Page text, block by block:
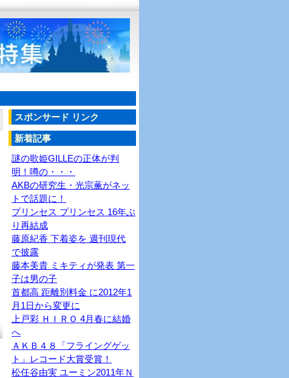
スポンサード リンク
新着記事
謎の歌姫GILLEの正体が判
明！噂の・・・
AKBの研究生・光宗薫がネッ
トで話題に！
プリンセス プリンセス 16年ぶ
り再結成
藤原紀香 下着姿を 週刊現代
で披露
藤本美貴 ミキティが発表 第一
子は男の子
首都高 距離別料金 に2012年1
月1日から変更に
上戸彩 ＨＩＲＯ 4月春に結婚
へ
ＡＫＢ４８「フライングゲッ
ト」レコード大賞受賞！
松任谷由実 ユーミン2011年Ｎ